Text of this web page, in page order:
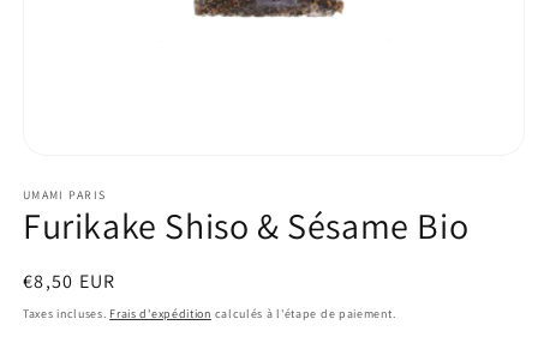
média
1
dans
fenêtre
modale
UMAMI PARIS
Furikake Shiso & Sésame Bio
Prix
habituel
€8,50 EUR
Taxes incluses. Frais d'expédition calculés à l'étape de paiement.